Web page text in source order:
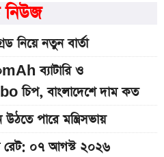
নিউজ
নিয়ে নতুন বার্তা
ব্যাটারি ও
বাংলাদেশে দাম কত
পারে মন্ত্রিসভায়
০৭ আগস্ট ২০২৬